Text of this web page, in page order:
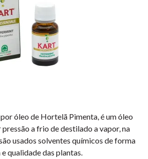
óleo de Hortelã Pimenta, é um óleo
a frio de destilado a vapor, na
usados solventes químicos de forma
qualidade das plantas.